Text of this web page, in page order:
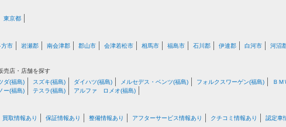
東京都
方市 岩瀬郡 南会津郡 郡山市 会津若松市 相馬市 福島市 石川郡 伊達郡 白河市 河沼
売店・店舗を探す
ダ(福島) スズキ(福島) ダイハツ(福島) メルセデス・ベンツ(福島) フォルクスワーゲン(福島) ＢＭ
ー(福島) テスラ(福島) アルファ ロメオ(福島)
買取情報あり 保証情報あり 整備情報あり アフターサービス情報あり クチコミ情報あり 認定車